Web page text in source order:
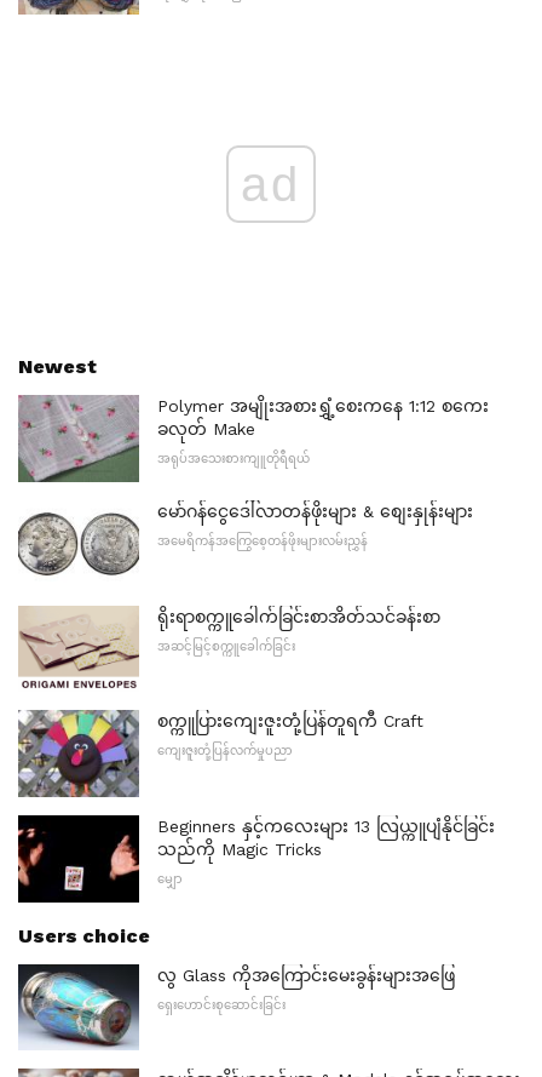
ad
Newest
Polymer အမျိုးအစားရွှံ့စေးကနေ 1:12 စကေး
ခလုတ် Make
အရုပ်အသေးစားကျူတိုရီရယ်
မော်ဂန်ငွေဒေါ်လာတန်ဖိုးများ & စျေးနှုန်းများ
အမေရိကန်အကြွေစေ့တန်ဖိုးများလမ်းညွှန်
ရိုးရာစက္ကူခေါက်ခြင်းစာအိတ်သင်ခန်းစာ
အဆင့်မြင့်စက္ကူခေါက်ခြင်း
စက္ကူပြားကျေးဇူးတုံ့ပြန်တူရကီ Craft
ကျေးဇူးတုံ့ပြန်လက်မှုပညာ
Beginners နှင့်ကလေးများ 13 လြယ္ကူပျံနိုင်ခြင်း
သည်ကို Magic Tricks
မျှော
Users choice
လွ Glass ကိုအကြောင်းမေးခွန်းများအဖြေ
ရှေးဟောင်းစုဆောင်းခြင်း